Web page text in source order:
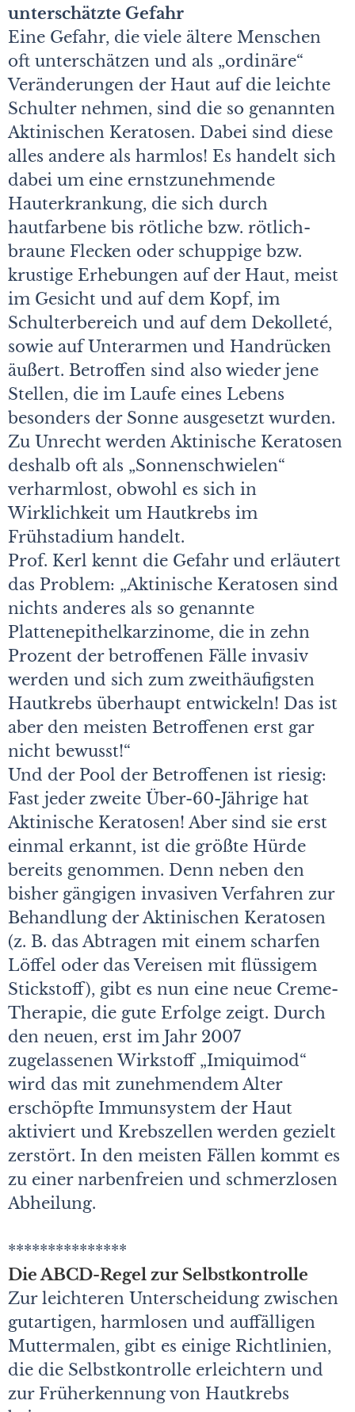
unterschätzte Gefahr
Eine Gefahr, die viele ältere Menschen
oft unterschätzen und als „ordinäre“
Veränderungen der Haut auf die leichte
Schulter nehmen, sind die so genannten
Aktinischen Keratosen. Dabei sind diese
alles andere als harmlos! Es handelt sich
dabei um eine ernstzunehmende
Hauterkrankung, die sich durch
hautfarbene bis rötliche bzw. rötlich-
braune Flecken oder schuppige bzw.
krustige Erhebungen auf der Haut, meist
im Gesicht und auf dem Kopf, im
Schulterbereich und auf dem Dekolleté,
sowie auf Unterarmen und Handrücken
äußert. Betroffen sind also wieder jene
Stellen, die im Laufe eines ­Lebens
besonders der Sonne ausgesetzt wurden.
Zu Unrecht werden Aktinische Keratosen
deshalb oft als „Sonnenschwielen“
verharmlost, obwohl es sich in
Wirklichkeit um Hautkrebs im
Frühstadium handelt.
Prof. Kerl kennt die Gefahr und erläutert
das Problem: „Aktinische Keratosen sind
nichts anderes als so genannte
Plattenepithelkarzinome, die in zehn
Prozent der betroffenen Fälle invasiv
werden und sich zum zweithäufigsten
Hautkrebs überhaupt entwickeln! Das ist
aber den meisten Betroffenen erst gar
nicht bewusst!“
Und der Pool der Betroffenen ist riesig:
Fast jeder zweite Über-60-Jährige hat
Aktinische Keratosen! Aber sind sie erst
einmal erkannt, ist die größte Hürde
bereits genommen. Denn neben den
bisher gängigen invasiven Verfahren zur
Behandlung der Aktinischen Keratosen
(z. B. das Abtragen mit einem scharfen
Löffel oder das Vereisen mit flüssigem
Stickstoff), gibt es nun eine neue Creme-
Therapie, die gute Erfolge zeigt. Durch
den neuen, erst im Jahr 2007
zugelassenen Wirkstoff „Imiquimod“
wird das mit zunehmendem Alter
erschöpfte Immunsystem der Haut
aktiviert und Krebszellen werden gezielt
zerstört. In den meisten Fällen kommt es
zu einer narbenfreien und schmerzlosen
Abheilung.
***************
Die ABCD-Regel zur Selbstkontrolle
Zur leichteren Unterscheidung zwischen
gutartigen, harmlosen und auffälligen
Muttermalen, gibt es einige Richtlinien,
die die Selbstkontrolle erleichtern und
zur Früherkennung von Hautkrebs